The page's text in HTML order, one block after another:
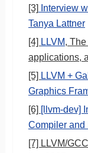
[3]
Interview
Tanya Lattner
[4] LLVM,
applications,
[5] LLVM +
Graphics
[6] [llvm-dev]
Compiler and
[7] LLVM/